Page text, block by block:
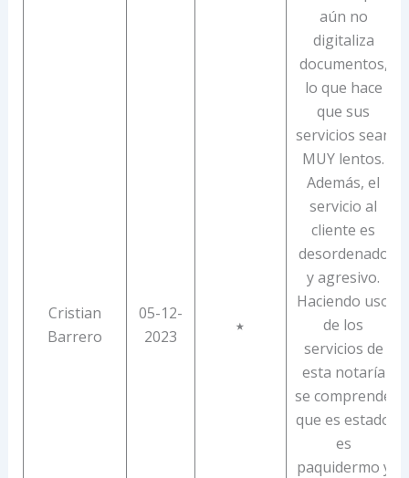
Cristian
Barrero
05-12-
2023
★
aún no
digitaliza
documentos,
lo que hace
que sus
servicios sean
MUY lentos.
Además, el
servicio al
cliente es
desordenado
y agresivo.
Haciendo uso
de los
servicios de
esta notaría
se comprende
que es estado
es
paquidermo y